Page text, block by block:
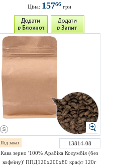
Ціна: 15766грн
Під заказ
13814-08
Кава зерно '100% Арабіка Колумбія (без
кофеїну)' ППД120х200х80 крафт 120г